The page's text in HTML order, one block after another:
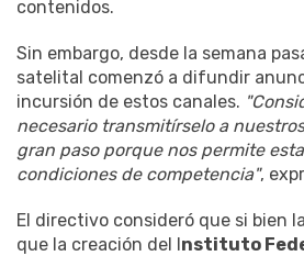
contenidos.
Sin embargo, desde la semana
satelital comenzó a difundir
incursión de estos canales.
necesario transmitírselo a
gran paso porque nos permite
condiciones de competencia",
El directivo consideró que si bien
que la creación del Instituto